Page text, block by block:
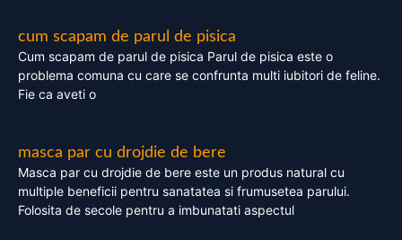
cum scapam de parul de pisica
Cum scapam de parul de pisica Parul de pisica este o
problema comuna cu care se confrunta multi iubitori de feline.
Fie ca aveti o
masca par cu drojdie de bere
Masca par cu drojdie de bere este un produs natural cu
multiple beneficii pentru sanatatea si frumusetea parului.
Folosita de secole pentru a imbunatati aspectul